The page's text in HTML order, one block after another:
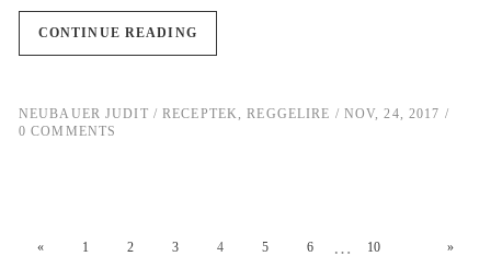
CONTINUE READING
NEUBAUER JUDIT RECEPTEK ,REGGELIRE
NOV, 24, 2017
0 COMMENTS
« 1 2 3 4 5 6 … 10 »